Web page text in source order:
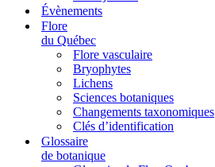
Évènements
Flore
du Québec
Flore vasculaire
Bryophytes
Lichens
Sciences botaniques
Changements taxonomiques
Clés d’identification
Glossaire
de botanique